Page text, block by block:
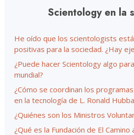
Scientology en la
He oído que los scientologists
positivas para la sociedad. ¿Hay
¿Puede hacer Scientology algo
mundial?
¿Cómo se coordinan los
en la tecnología de L. Ronald
¿Quiénes son los Ministros
¿Qué es la Fundación de El Camino